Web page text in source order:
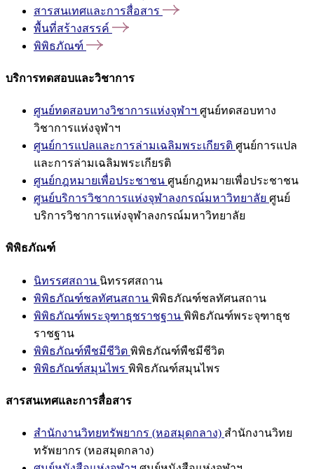
สารสนเทศและการสื่อสาร
พื้นที่สร้างสรรค์
พิพิธภัณฑ์
บริการทดสอบและวิชาการ
ศูนย์ทดสอบทางวิชาการแห่งจุฬาฯ ศูนย์ทดสอบทาง
วิชาการแห่งจุฬาฯ
ศูนย์การแปลและการล่ามเฉลิมพระเกียรติ ศูนย์การแปล
และการล่ามเฉลิมพระเกียรติ
ศูนย์กฎหมายเพื่อประชาชน ศูนย์กฎหมายเพื่อประชาชน
ศูนย์บริการวิชาการแห่งจุฬาลงกรณ์มหาวิทยาลัย ศูนย์
บริการวิชาการแห่งจุฬาลงกรณ์มหาวิทยาลัย
พิพิธภัณฑ์
นิทรรศสถาน นิทรรศสถาน
พิพิธภัณฑ์ชลทัศนสถาน พิพิธภัณฑ์ชลทัศนสถาน
พิพิธภัณฑ์พระจุฑาธุชราชฐาน พิพิธภัณฑ์พระจุฑาธุช
ราชฐาน
พิพิธภัณฑ์พืชมีชีวิต พิพิธภัณฑ์พืชมีชีวิต
พิพิธภัณฑ์สมุนไพร พิพิธภัณฑ์สมุนไพร
สารสนเทศและการสื่อสาร
สำนักงานวิทยทรัพยากร (หอสมุดกลาง) สำนักงานวิทย
ทรัพยากร (หอสมุดกลาง)